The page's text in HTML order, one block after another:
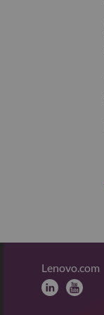
Lenovo.com